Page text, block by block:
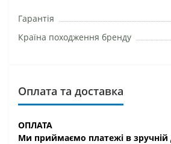
Гарантія
Країна походження бренду
Оплата та доставка
ОПЛАТА
Ми приймаємо платежі в зручній